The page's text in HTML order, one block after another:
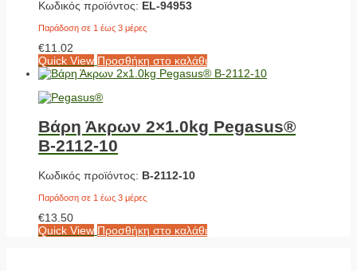
Κωδικός προϊόντος: EL-94953
Παράδοση σε 1 έως 3 μέρες
€11.02
Quick View Προσθήκη στο καλάθι
Βάρη Άκρων 2×1.0kg Pegasus®
Β-2112-10
Κωδικός προϊόντος: Β-2112-10
Παράδοση σε 1 έως 3 μέρες
€13.50
Quick View Προσθήκη στο καλάθι